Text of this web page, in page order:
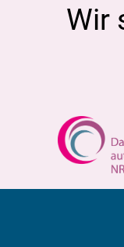
Wir